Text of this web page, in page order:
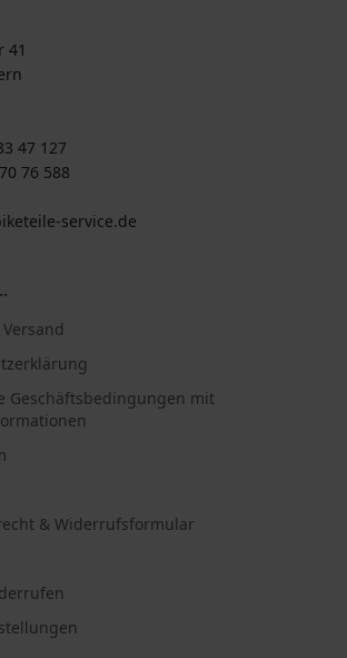
41
47 127
76 588
service.de
Geschäftsbedingungen mit
& Widerrufsformular